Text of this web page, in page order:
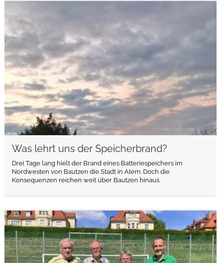
Was lehrt uns der Speicherbrand?
Drei Tage lang hielt der Brand eines Batteriespeichers im
Nordwesten von Bautzen die Stadt in Atem. Doch die
Konsequenzen reichen weit über Bautzen hinaus.
weiterlesen